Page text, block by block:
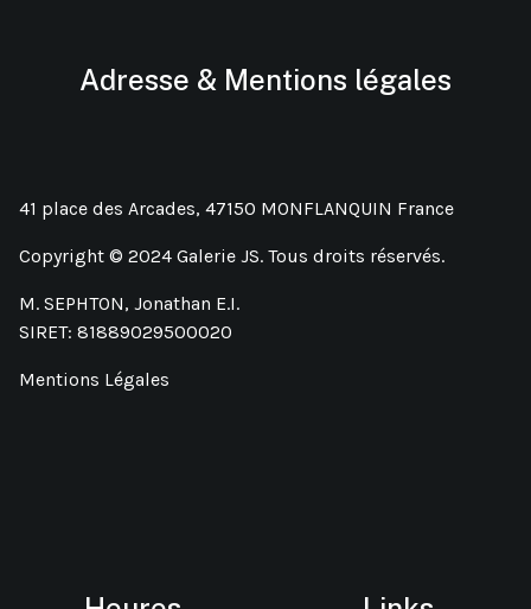
Adresse & Mentions légales
41 place des Arcades, 47150 MONFLANQUIN France
Copyright © 2024 Galerie JS. Tous droits réservés.
M. SEPHTON, Jonathan E.I.
SIRET: 81889029500020
Mentions Légales